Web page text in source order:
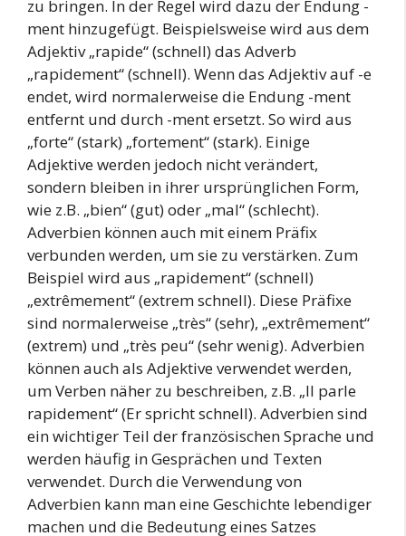
zu bringen. In der Regel wird dazu der Endung -
ment hinzugefügt. Beispielsweise wird aus dem
Adjektiv „rapide“ (schnell) das Adverb
„rapidement“ (schnell). Wenn das Adjektiv auf -e
endet, wird normalerweise die Endung -ment
entfernt und durch -ment ersetzt. So wird aus
„forte“ (stark) „fortement“ (stark). Einige
Adjektive werden jedoch nicht verändert,
sondern bleiben in ihrer ursprünglichen Form,
wie z.B. „bien“ (gut) oder „mal“ (schlecht).
Adverbien können auch mit einem Präfix
verbunden werden, um sie zu verstärken. Zum
Beispiel wird aus „rapidement“ (schnell)
„extrêmement“ (extrem schnell). Diese Präfixe
sind normalerweise „très“ (sehr), „extrêmement“
(extrem) und „très peu“ (sehr wenig). Adverbien
können auch als Adjektive verwendet werden,
um Verben näher zu beschreiben, z.B. „Il parle
rapidement“ (Er spricht schnell). Adverbien sind
ein wichtiger Teil der französischen Sprache und
werden häufig in Gesprächen und Texten
verwendet. Durch die Verwendung von
Adverbien kann man eine Geschichte lebendiger
machen und die Bedeutung eines Satzes